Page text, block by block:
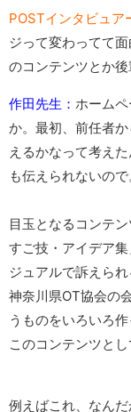
POSTインタビュア
ジって変わってて
のコンテンツとか後
作田先生： ホーム
か。最初、前任者
えるかなって考え
も伝えられないので
目玉となるコンテ
すご技・アイデア
ジュアルで訴えら
神奈川県OT協会の
うものをいろいろ
このコンテンツとし
例えばこれ、なん